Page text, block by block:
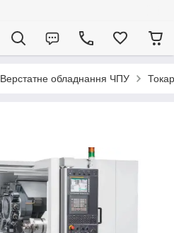
Верстатне обладнання ЧПУ